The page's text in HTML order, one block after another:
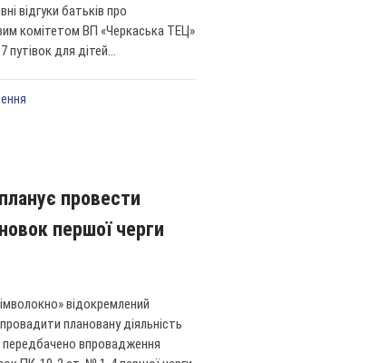
відгуки батьків про
комітетом ВП «Черкаська ТЕЦ»
для дітей...
провести
першої черги
відокремлений
плановану діяльність
передбачено впровадження